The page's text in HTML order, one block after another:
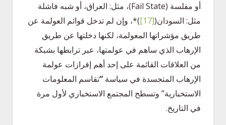
أو مفلسة (Fail State)، مثل: العراق، أو شبه فاشلة
مثل: السودان(
[17]
)*، وإن لم تدخل قوائم العولمة عن
طريق مؤشراتها المعولمة، لكنها دخلتها عن طريق
الإرهاب الذي ساهم في عولمتها، عبر ترابطها بشبكة
من العلاقات القائمة على إحد أهم إفرازات عولمة
الإرهاب المتجسدة في سياسة “تقاسم المعلومات
الاستخبارية” وتسطح المجتمع الاستخباري لأول مرة
في التاريخ.